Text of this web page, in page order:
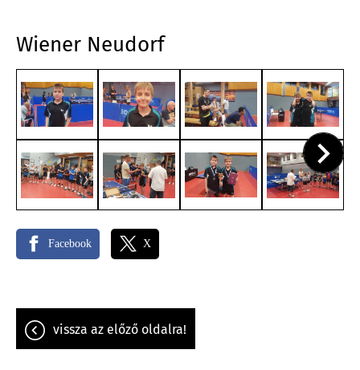
Wiener Neudorf
Facebook X
vissza az előző oldalra!